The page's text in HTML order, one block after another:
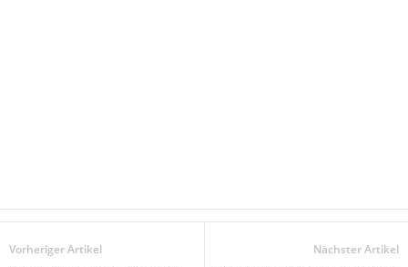
Vorheriger Artikel Nächster Artikel